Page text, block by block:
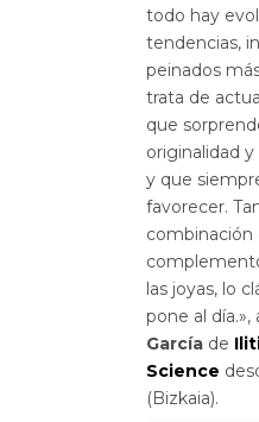
todo hay
tendencias,
peinados
trata de
que
originalidad
y que
favorecer.
combinación
las joyas, lo
pone al día.»,
García de
Science
(Bizkaia).